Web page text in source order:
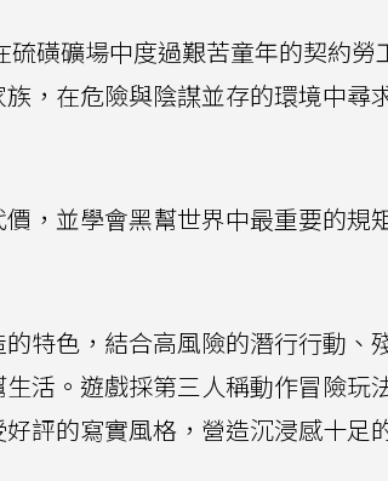
磺礦場中度過艱苦童年的契約勞
，在危險與陰謀並存的環境中尋
，並學會黑幫世界中最重要的規
特色，結合高風險的潛行行動、
活。遊戲採第三人稱動作冒險玩
評的寫實風格，營造沉浸感十足